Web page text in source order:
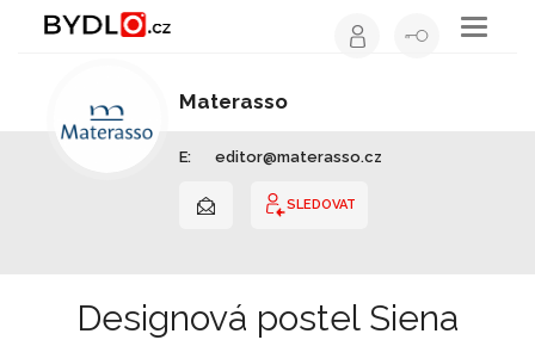
Toggle
Materasso
E: editor@materasso.cz
SLEDOVAT
Designová postel Siena